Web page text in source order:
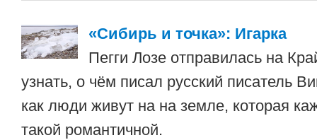
«Сибирь и точка»: Игарка
Пегги Лозе отправилась на
узнать, о чём писал русский писатель
как люди живут на на земле, которая
такой романтичной.